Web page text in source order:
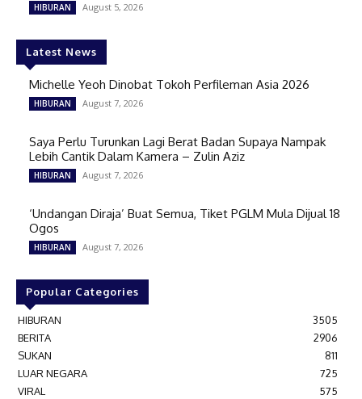
HIBURAN August 5, 2026
Latest News
Michelle Yeoh Dinobat Tokoh Perfileman Asia 2026
HIBURAN August 7, 2026
Saya Perlu Turunkan Lagi Berat Badan Supaya Nampak
Lebih Cantik Dalam Kamera – Zulin Aziz
HIBURAN August 7, 2026
‘Undangan Diraja’ Buat Semua, Tiket PGLM Mula Dijual 18
Ogos
HIBURAN August 7, 2026
Popular Categories
HIBURAN
3505
BERITA
2906
SUKAN
811
LUAR NEGARA
725
VIRAL
575